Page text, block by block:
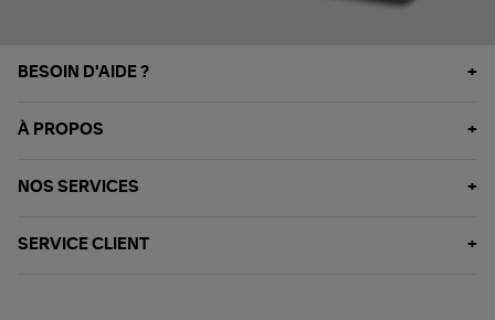
BESOIN D'AIDE ?
À PROPOS
NOS SERVICES
SERVICE CLIENT